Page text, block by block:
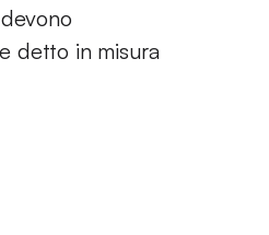
detto in misura